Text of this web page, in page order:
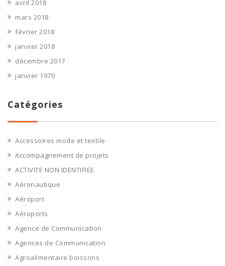
avril 2018
mars 2018
février 2018
janvier 2018
décembre 2017
janvier 1970
Catégories
Accessoires mode et textile
Accompagnement de projets
ACTIVITE NON IDENTIFIEE
Aéronautique
Aéroport
Aéroports
Agence de Communication
Agences de Communication
Agroalimentaire boissons